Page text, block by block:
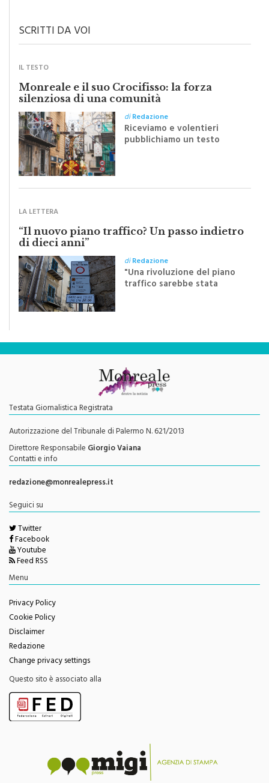
Monreale e il suo Crocifisso: la forza
silenziosa di una comunità
diRedazione
Riceviamo e volentieri
pubblichiamo un testo
inviato dalla scrittrice
monrealese Mariella
“Il nuovo piano traffico? Un passo indietro
di dieci anni”
"Una rivoluzione del piano
traffico sarebbe stata
efficace se preceduta da
una rivoluzione culturale"
Testata Giornalistica Registrata
Autorizzazione del Tribunale di Palermo N. 621/2013
Direttore ResponsabileGiorgio Vaiana
Contatti e info
redazione@monrealepress.it
Twitter
Facebook
Youtube
Feed RSS
Menu
Privacy Policy
Cookie Policy
Disclaimer
Redazione
Change privacy settings
Questo sito è associato alla